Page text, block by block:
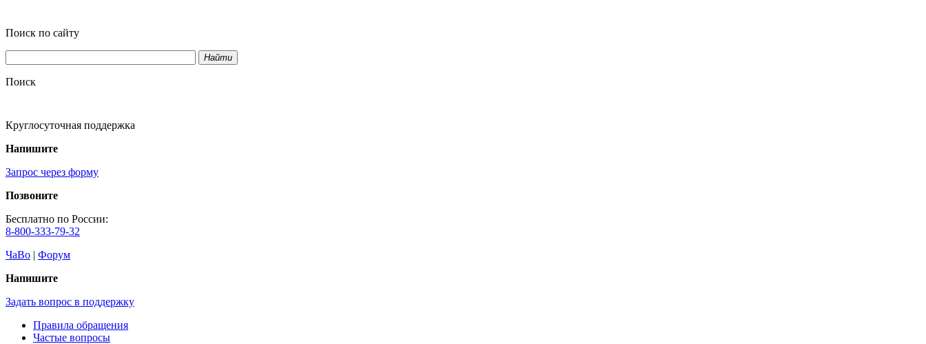
Поиск по сайту
Найти
Поиск
Круглосуточная поддержка
Напишите
Запрос через форму
Позвоните
Бесплатно по России:
8-800-333-79-32
ЧаВо | Форум
Напишите
Задать вопрос в поддержку
Правила обращения
Частые вопросы